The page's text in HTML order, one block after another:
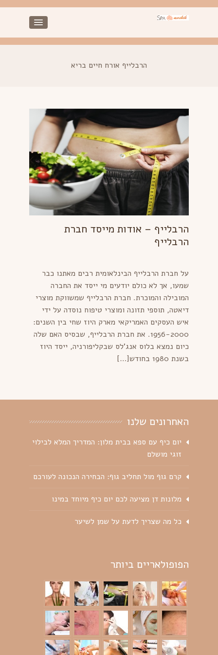
הרבלייף אורח חיים בריא
הרבלייף – אודות מייסד חברת
הרבלייף
על חברת הרבלייף הבינלאומית רבים מאתנו כבר
שמעו, אך לא כולם יודעים מי ייסד את החברה
המובילה והמוכרת. חברת הרבלייף שמשווקת מוצרי
דיאטה, תוספי תזונה ומוצרי טיפוח נוסדה על ידי
איש העסקים האמריקאי מארק היוז שחי בין השנים:
1956-2000. את חברת הרבלייף, שבסיס האם שלה
כיום נמצא בלוס אנג'לס שבקליפורניה, ייסד היוז
בשנת 1980 בחודש[…]
האחרונים שלנו
יום כיף עם ספא בבית מלון: המדריך המלא לבילוי
זוגי מושלם
קרם גוף מול תחליב גוף: הבחירה הנכונה לעורכם
מלונות דן מציעה לכם יום כיף מיוחד במינו
כל מה שצריך לדעת על שמן לשיער
הפופולאריים ביותר